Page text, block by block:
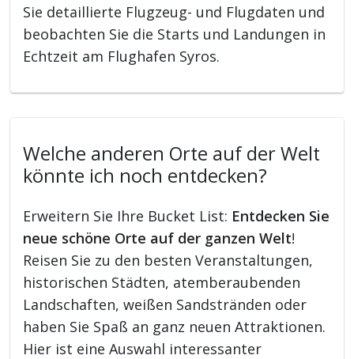
Sie detaillierte Flugzeug- und Flugdaten und
beobachten Sie die Starts und Landungen in
Echtzeit am Flughafen Syros.
Welche anderen Orte auf der Welt
könnte ich noch entdecken?
Erweitern Sie Ihre Bucket List: Entdecken Sie
neue schöne Orte auf der ganzen Welt!
Reisen Sie zu den besten Veranstaltungen,
historischen Städten, atemberaubenden
Landschaften, weißen Sandstränden oder
haben Sie Spaß an ganz neuen Attraktionen.
Hier ist eine Auswahl interessanter